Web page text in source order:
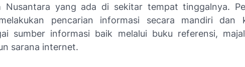
Nusantara yang ada di sekitar tempat tinggalnya.
pencarian informasi secara mandiri dan
sumber informasi baik melalui buku referensi,
sarana internet.